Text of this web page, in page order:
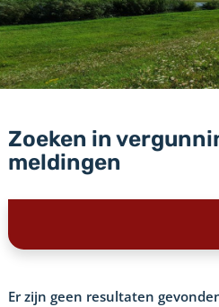
Zoeken in
meldingen
Er zijn geen resultaten